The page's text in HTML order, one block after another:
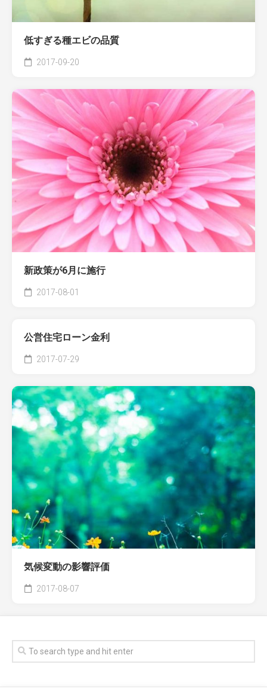
低すぎる種エビの品質
2017-09-20
新政策が6月に施行
2017-08-01
公営住宅ローン金利
2017-07-29
気候変動の影響評価
2017-08-07